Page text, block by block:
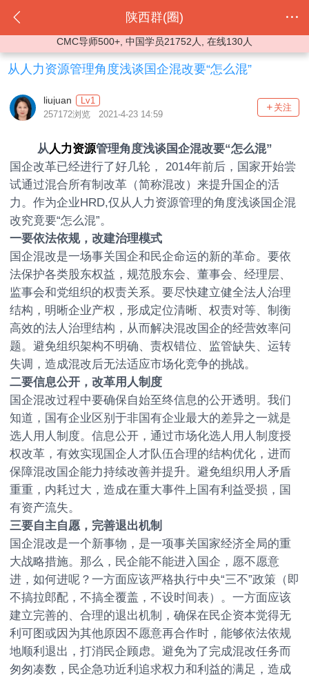
陕西群(圈)
CMC导师500+, 中国学员21752人, 在线130人
从人力资源管理角度浅谈国企混改要“怎么混”
liujuan
Lv1
257172浏览 2021-4-23 14:59
关注
从人力资源管理角度浅谈国企混改要“怎么混”
国企改革已经进行了好几轮， 2014年前后，国家开始尝
试通过混合所有制改革（简称混改）来提升国企的活
力。作为企业HRD,仅从人力资源管理的角度浅谈国企混
改究竟要“怎么混”。
一要依法依规，改建治理模式
国企混改是一场事关国企和民企命运的新的革命。要依
法保护各类股东权益，规范股东会、董事会、经理层、
监事会和党组织的权责关系。要尽快建立健全法人治理
结构，明晰企业产权，形成定位清晰、权责对等、制衡
高效的法人治理结构，从而解决混改国企的经营效率问
题。避免组织架构不明确、责权错位、监管缺失、运转
失调，造成混改后无法适应市场化竞争的挑战。
二要信息公开，改革用人制度
国企混改过程中要确保自始至终信息的公开透明。我们
知道，国有企业区别于非国有企业最大的差异之一就是
选人用人制度。信息公开，通过市场化选人用人制度授
权改革，有效实现国企人才队伍合理的结构优化，进而
保障混改国企能力持续改善并提升。避免组织用人矛盾
重重，内耗过大，造成在重大事件上国有利益受损，国
有资产流失。
三要自主自愿，完善退出机制
国企混改是一个新事物，是一项事关国家经济全局的重
大战略措施。那么，民企能不能进入国企，愿不愿意
进，如何进呢？一方面应该严格执行中央“三不”政策（即
不搞拉郎配，不搞全覆盖，不设时间表）。一方面应该
建立完善的、合理的退出机制，确保在民企资本觉得无
利可图或因为其他原因不愿意再合作时，能够依法依规
地顺利退出，打消民企顾虑。避免为了完成混改任务而
匆匆凑数，民企急功近利追求权力和利益的满足，造成